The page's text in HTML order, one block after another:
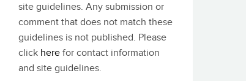
site guidelines. Any submission or
comment that does not match these
guidelines is not published. Please
click here for contact information
and site guidelines.